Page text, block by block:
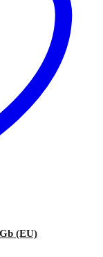
(EU)